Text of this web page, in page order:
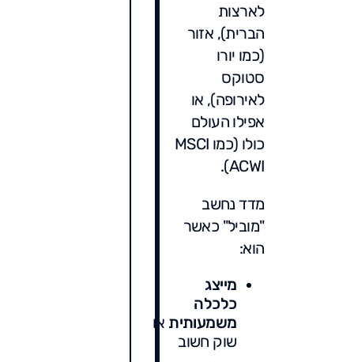
לארצות
הברית), אזור
(כמו יורו
סטוקס
לאירופה), או
אפילו העולם
כולו (כמו MSCI
ACWI).
מדד נחשב
"מוביל" כאשר
הוא:
מייצג
כלכלה
משמעותית או
שוק חשוב